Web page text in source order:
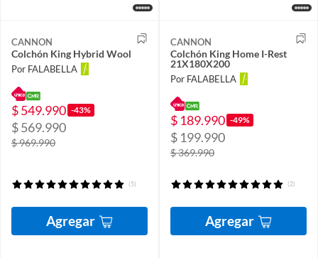
CANNON
Colchón King Hybrid Wool
Por FALABELLA
$ 549.990 -43%
$ 569.990
$ 969.990
(5)
Agregar
CANNON
Colchón King Home I-Rest
21X180X200
Por FALABELLA
$ 189.990 -49%
$ 199.990
$ 369.990
(2)
Agregar